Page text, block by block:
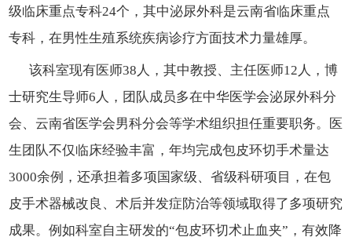
级临床重点专科24个，其中泌尿外科是云南省临床重点
专科，在男性生殖系统疾病诊疗方面技术力量雄厚。
该科室现有医师38人，其中教授、主任医师12人，博
士研究生导师6人，团队成员多在中华医学会泌尿外科分
会、云南省医学会男科分会等学术组织担任重要职务。医
生团队不仅临床经验丰富，年均完成包皮环切手术量达
3000余例，还承担着多项国家级、省级科研项目，在包
皮手术器械改良、术后并发症防治等领域取得了多项研究
成果。例如科室自主研发的“包皮环切术止血夹”，有效降